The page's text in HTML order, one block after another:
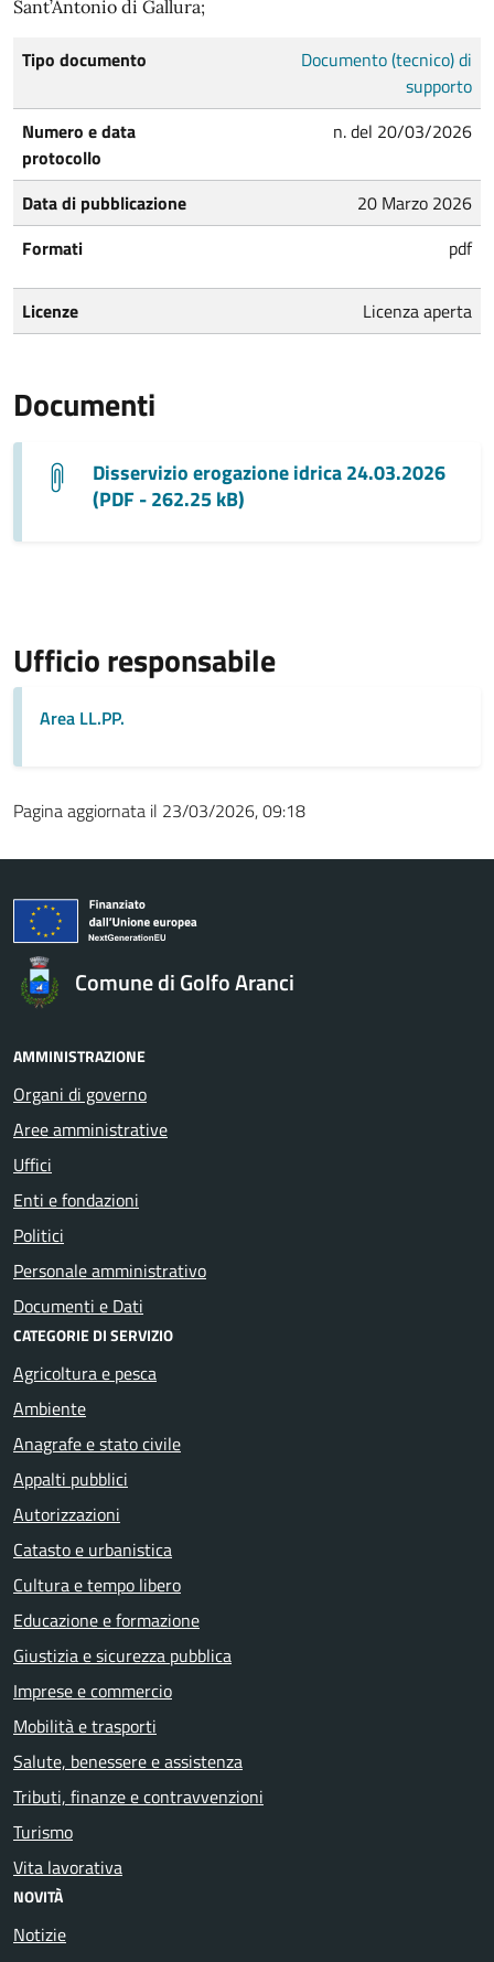
Sant’Antonio di Gallura;
Tipo documento
Documento (tecnico) di
supporto
Numero e data
protocollo
n. del 20/03/2026
Data di pubblicazione
20 Marzo 2026
Formati
pdf
Licenze Licenza aperta
Documenti
Disservizio erogazione idrica 24.03.2026
(PDF - 262.25 kB)
Ufficio responsabile
Area LL.PP.
Pagina aggiornata il 23/03/2026, 09:18
Comune di Golfo Aranci
AMMINISTRAZIONE
Organi di governo
Aree amministrative
Uffici
Enti e fondazioni
Politici
Personale amministrativo
Documenti e Dati
CATEGORIE DI SERVIZIO
Agricoltura e pesca
Ambiente
Anagrafe e stato civile
Appalti pubblici
Autorizzazioni
Catasto e urbanistica
Cultura e tempo libero
Educazione e formazione
Giustizia e sicurezza pubblica
Imprese e commercio
Mobilità e trasporti
Salute, benessere e assistenza
Tributi, finanze e contravvenzioni
Turismo
Vita lavorativa
NOVITÀ
Notizie